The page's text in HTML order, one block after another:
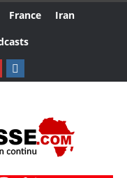
France
Iran